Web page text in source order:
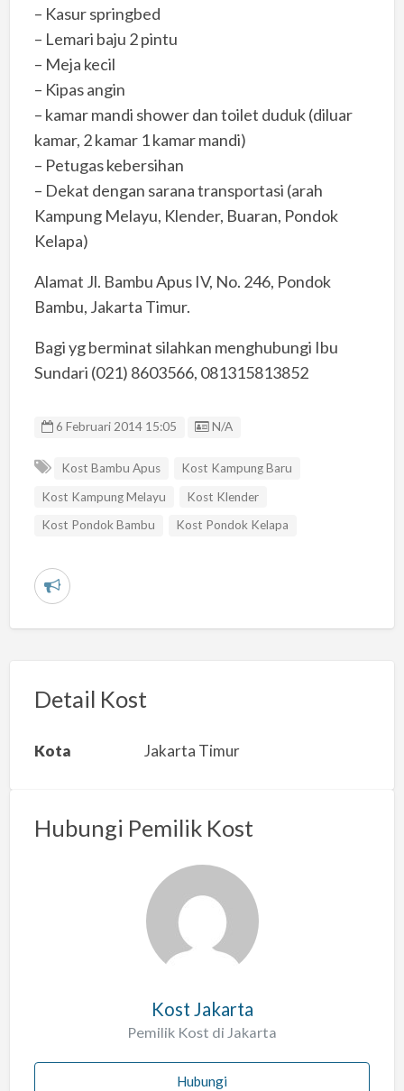
– Kasur springbed
– Lemari baju 2 pintu
– Meja kecil
– Kipas angin
– kamar mandi shower dan toilet duduk (diluar
kamar, 2 kamar 1 kamar mandi)
– Petugas kebersihan
– Dekat dengan sarana transportasi (arah
Kampung Melayu, Klender, Buaran, Pondok
Kelapa)
Alamat Jl. Bambu Apus IV, No. 246, Pondok
Bambu, Jakarta Timur.
Bagi yg berminat silahkan menghubungi Ibu
Sundari (021) 8603566, 081315813852
6 Februari 2014 15:05 Listing ID
N/A
Kost Bambu Apus
Kost Kampung Baru
Kost Kampung Melayu
Kost Klender
Kost Pondok Bambu
Kost Pondok Kelapa
L
r
a
s
Detail Kost
Kota Jakarta Timur
Hubungi Pemilik Kost
Kost Jakarta
Pemilik Kost di Jakarta
Hubungi